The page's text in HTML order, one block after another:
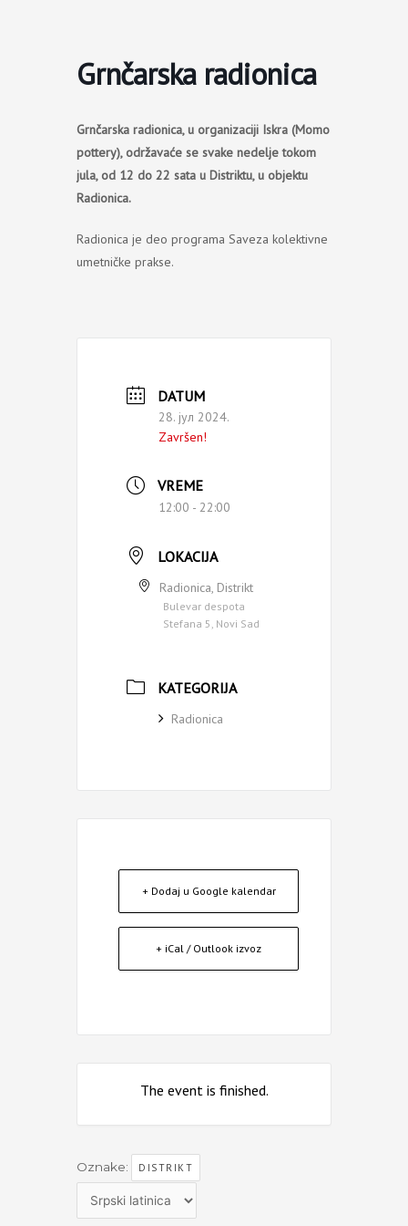
Grnčarska radionica
Grnčarska radionica, u organizaciji Iskra (Momo
pottery), održavaće se svake nedelje tokom
jula, od 12 do 22 sata u Distriktu, u objektu
Radionica.
Radionica je deo programa Saveza kolektivne
umetničke prakse.
DATUM
28. јул 2024.
Završen!
VREME
12:00 - 22:00
LOKACIJA
Radionica, Distrikt
Bulevar despota
Stefana 5, Novi Sad
KATEGORIJA
Radionica
+ Dodaj u Google kalendar
+ iCal / Outlook izvoz
The event is finished.
Oznake: DISTRIKT